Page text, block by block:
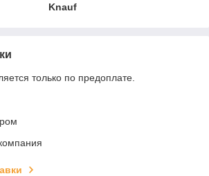
Knauf
только по предоплате.